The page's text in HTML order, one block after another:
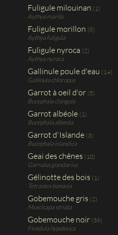
Fuligule milouinan (1)
Aythya marila
Fuligule morillon (8)
Aythya fuligula
Fuligule nyroca (2)
Aythya nyroca
Gallinule poule d'eau (14)
Gallinula chloropus
Garrot à oeil d'or (5)
Bucephala clangula
Garrot albéole (1)
Bucephala albeola
Garrot d'Islande (3)
Bucephala islandica
Geai des chênes (10)
Garrulus glandarius
Gélinotte des bois (1)
Tetrastes bonasia
Gobemouche gris (2)
Muscicapa striata
Gobemouche noir (36)
Ficedula hypoleuca